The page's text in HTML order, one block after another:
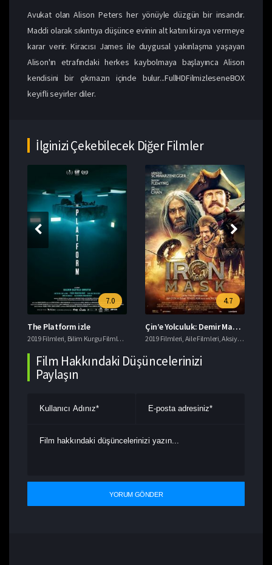
Avukat olan Alison Peters her yönüyle düzgün bir insandır.
Maddi olarak sıkıntıya düşünce evinin alt katını kiraya vermeye
karar verir. Kiracısı James ile duygusal yakınlaşma yaşayan
Alison'ın etrafındaki herkes kaybolmaya başlayınca Alison
kendisini bir çıkmazın içinde bulur...FullHDFilmizleseneBOX
keyifli seyirler diler.
İlginizi Çekebilecek Diğer Filmler
,Macera Filmleri
7.0
The Platform izle
2019 Filmleri Bilim Kurgu Filmleri Gerilim Filmleri,imdb 7+ Filmler ,Korku Filmleri
4.7
Çin’e Yolculuk: Demir Maskenin Gizemi izle
2019 Filmleri Aile Filmleri ,Aksiyon Filmleri
Film Hakkındaki Düşüncelerinizi
Paylaşın